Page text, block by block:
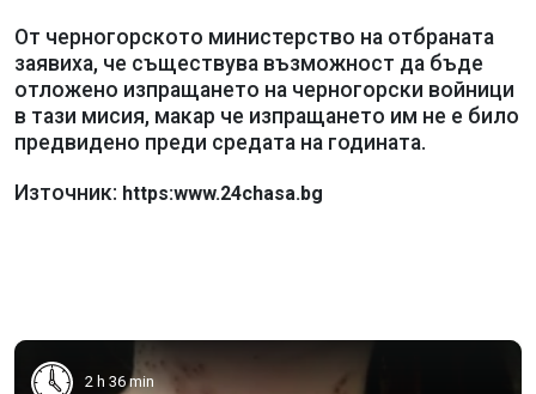
От черногорското министерство на отбраната
заявиха, че съществува възможност да бъде
отложено изпращането на черногорски войници
в тази мисия, макар че изпращането им не е било
предвидено преди средата на годината.
Източник: https:www.24chasa.bg
2 h 36 min